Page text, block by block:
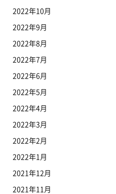
2022年10月
2022年9月
2022年8月
2022年7月
2022年6月
2022年5月
2022年4月
2022年3月
2022年2月
2022年1月
2021年12月
2021年11月